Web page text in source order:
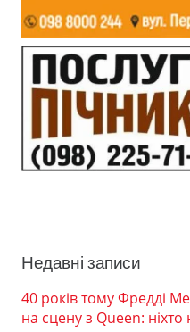
Недавні записи
40 років тому Фредді
на сцену з Queen: